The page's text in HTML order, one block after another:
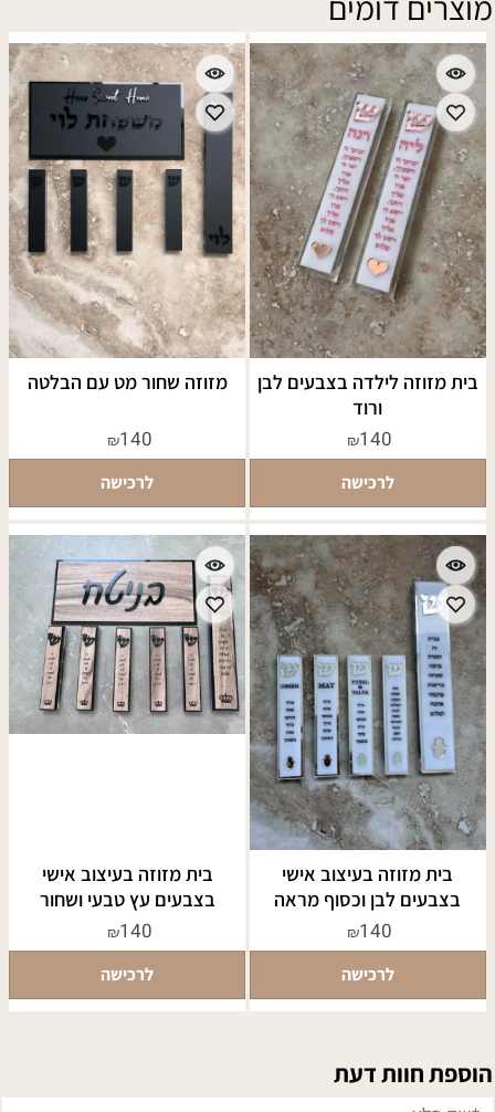
בית מזוזה לילדה בצבעים לבן
ורוד
₪140
לרכישה
מזוזה שחור מט עם הבלטה
₪140
לרכישה
בית מזוזה בעיצוב אישי
בצבעים לבן וכסוף מראה
₪140
לרכישה
בית מזוזה בעיצוב אישי
בצבעים עץ טבעי ושחור
₪140
לרכישה
הוספת חוות דעת